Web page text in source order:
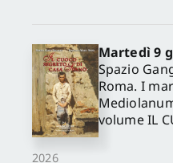
2026
Martedì 9
Spazio
Roma. I
volume IL